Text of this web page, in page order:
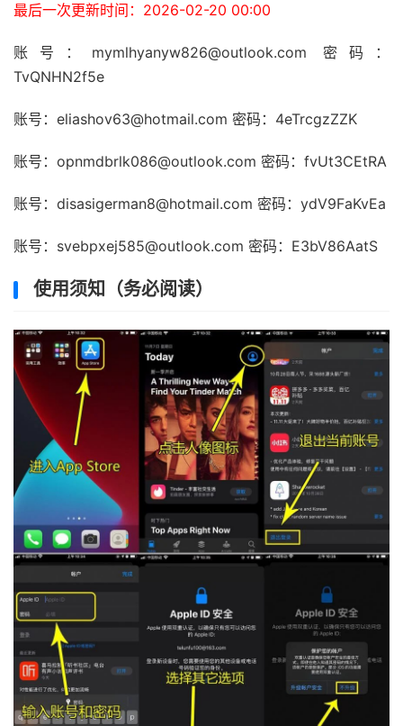
最后一次更新时间：2026-02-20 00:00
账号：mymlhyanyw826@outlook.com 密码：
TvQNHN2f5e
账号：eliashov63@hotmail.com 密码：4eTrcgzZZK
账号：opnmdbrlk086@outlook.com 密码：fvUt3CEtRA
账号：disasigerman8@hotmail.com 密码：ydV9FaKvEa
账号：svebpxej585@outlook.com 密码：E3bV86AatS
使用须知（务必阅读）